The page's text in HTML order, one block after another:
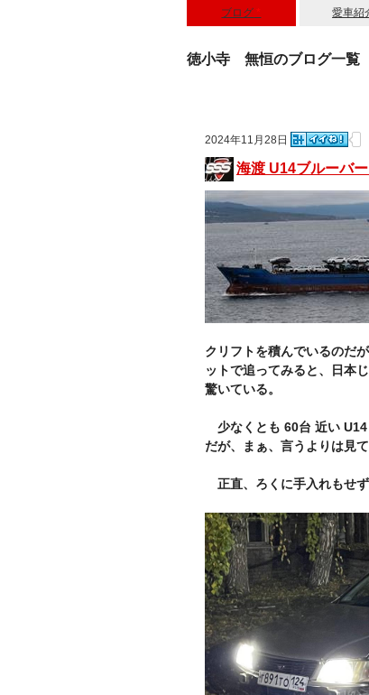
ブログ * 愛車紹
徳小寺 無恒のブログ一覧
2024年11月28日
海渡 U14ブルーバ
クリフトを積んでいるのだ
ットで追ってみると、日本
驚いている。
少なくとも 60台 近い U14
だが、まぁ、言うよりは見
正直、ろくに手入れもせず